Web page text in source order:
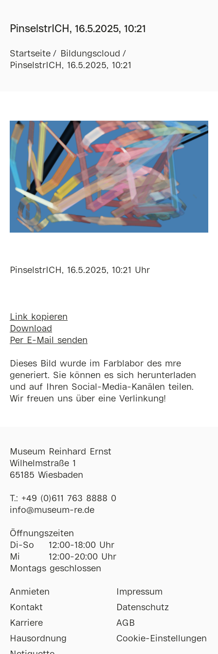
PinselstrICH, 16.5.2025, 10:21
Startseite
Bildungscloud
PinselstrICH, 16.5.2025, 10:21
PinselstrICH, 16.5.2025, 10:21 Uhr
Link kopieren
Download
Per E-Mail senden
Dieses Bild wurde im Farblabor des mre
generiert. Sie können es sich herunterladen
und auf Ihren Social-Media-Kanälen teilen.
Wir freuen uns über eine Verlinkung!
Museum Reinhard Ernst
Wilhelmstraße 1
65185 Wiesbaden
T.: +49 (0)611 763 8888 0
ofni@museum-re de
Öffnungszeiten
Di-So
12:00-18:00 Uhr
Mi
12:00-20:00 Uhr
Montags geschlossen
Anmieten
Kontakt
Karriere
Hausordnung
Impressum
Datenschutz
AGB
Cookie-Einstellungen